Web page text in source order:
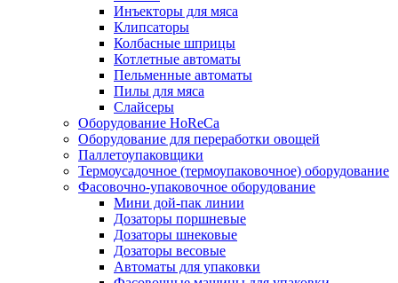
Инъекторы для мяса
Клипсаторы
Колбасные шприцы
Котлетные автоматы
Пельменные автоматы
Пилы для мяса
Слайсеры
Оборудование HoReCa
Оборудование для переработки овощей
Паллетоупаковщики
Термоусадочное (термоупаковочное) оборудование
Фасовочно-упаковочное оборудование
Мини дой-пак линии
Дозаторы поршневые
Дозаторы шнековые
Дозаторы весовые
Автоматы для упаковки